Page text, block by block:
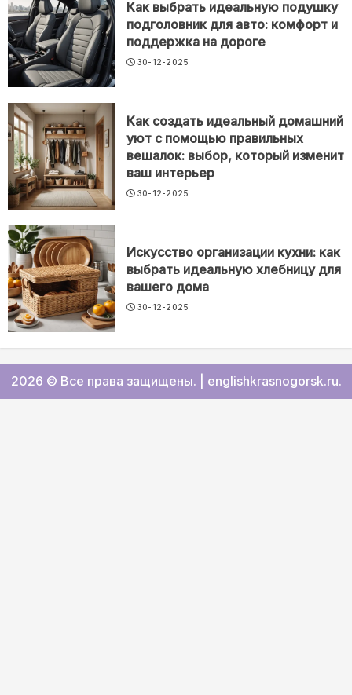
Как выбрать идеальную подушку
подголовник для авто: комфорт и
поддержка на дороге
30-12-2025
Как создать идеальный домашний
уют с помощью правильных
вешалок: выбор, который изменит
ваш интерьер
30-12-2025
Искусство организации кухни: как
выбрать идеальную хлебницу для
вашего дома
30-12-2025
2026 © Все права защищены. englishkrasnogorsk.ru.